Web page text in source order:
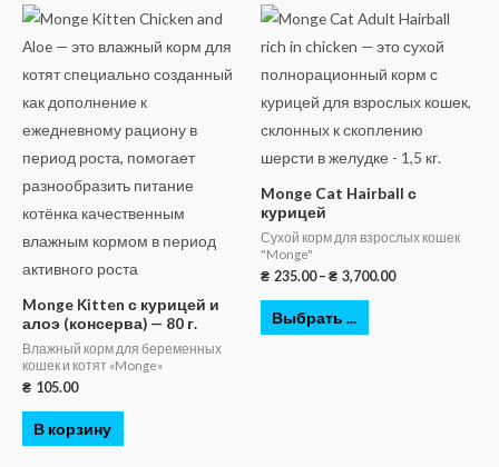
Monge Kitten с курицей и
алоэ (консерва) — 80 г.
Влажный корм для беременных
кошек и котят «Monge»
₴ 105.00
В корзину
Monge Cat Hairball с
курицей
Сухой корм для взрослых кошек
"Monge"
₴ 235.00– ₴ 3,700.00
Выбрать ...